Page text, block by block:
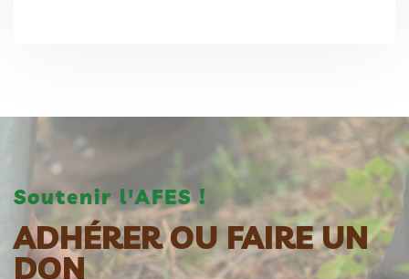
Soutenir l'AFES !
ADHÉRER OU FAIRE UN
DON